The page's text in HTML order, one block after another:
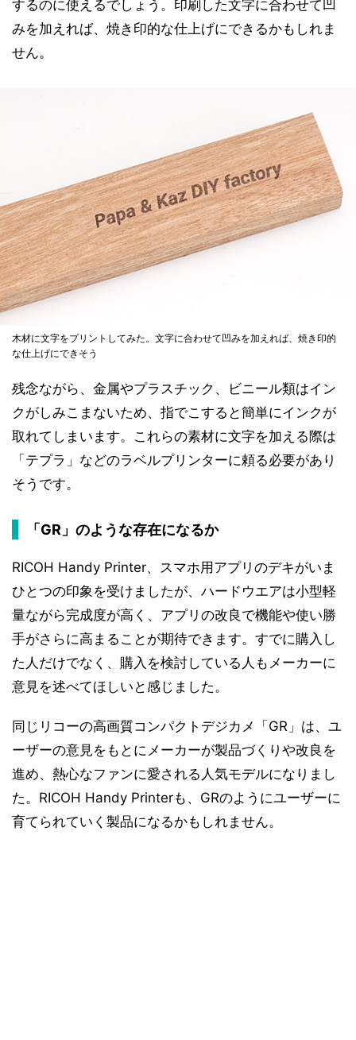
するのに使えるでしょう。印刷した文字に合わせて凹
みを加えれば、焼き印的な仕上げにできるかもしれま
せん。
木材に文字をプリントしてみた。文字に合わせて凹みを加えれば、焼き印的
な仕上げにできそう
残念ながら、金属やプラスチック、ビニール類はイン
クがしみこまないため、指でこすると簡単にインクが
取れてしまいます。これらの素材に文字を加える際は
「テプラ」などのラベルプリンターに頼る必要があり
そうです。
「GR」のような存在になるか
RICOH Handy Printer、スマホ用アプリのデキがいま
ひとつの印象を受けましたが、ハードウエアは小型軽
量ながら完成度が高く、アプリの改良で機能や使い勝
手がさらに高まることが期待できます。すでに購入し
た人だけでなく、購入を検討している人もメーカーに
意見を述べてほしいと感じました。
同じリコーの高画質コンパクトデジカメ「GR」は、ユ
ーザーの意見をもとにメーカーが製品づくりや改良を
進め、熱心なファンに愛される人気モデルになりまし
た。RICOH Handy Printerも、GRのようにユーザーに
育てられていく製品になるかもしれません。